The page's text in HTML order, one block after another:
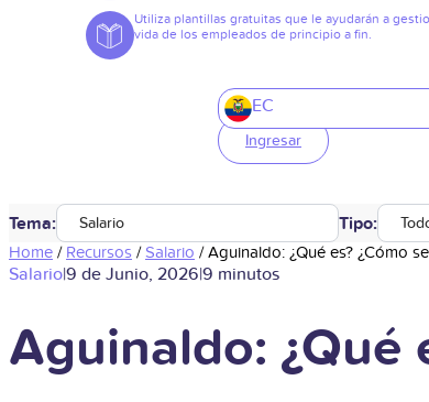
Utiliza plantillas gratuitas que le ayudarán a
vida de los empleados de principio a fin.
EC
Ingresar
Tema: Salario Tipo:
Home / Recursos /Salario /Aguinaldo: ¿Qué es? ¿Cómo
Salario|9 de Junio, 2026|9 minutos
Aguinaldo: ¿Qué